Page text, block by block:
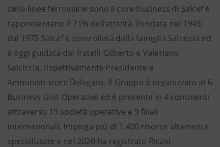
delle linee ferroviarie sono il core business di Salcef e
rappresentano il 71% dell’attività. Fondata nel 1949,
dal 1975 Salcef è controllata dalla famiglia Salciccia ed
è oggi guidata dai fratelli Gilberto e Valeriano
Salciccia, rispettivamente Presidente e
Amministratore Delegato. Il Gruppo è organizzato in 6
Business Unit Operative ed è presente in 4 continenti
attraverso 19 società operative e 9 filiali
internazionali. Impiega più di 1.400 risorse altamente
specializzate e nel 2020 ha registrato Ricavi